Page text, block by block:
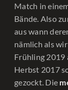
Match in
Bände. Also
aus wann
nämlich als
Frühling 2019
Herbst 2017
gezockt. Die